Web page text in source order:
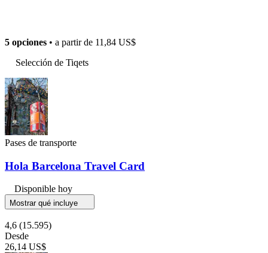
5 opciones • a partir de 11,84 US$
Selección de Tiqets
Pases de transporte
Hola Barcelona Travel Card
Disponible hoy
Mostrar qué incluye
4,6 (15.595)
Desde
26,14 US$